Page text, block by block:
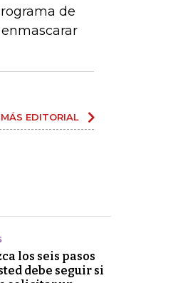
de
MÁS EDITORIAL
los seis pasos
debe seguir si